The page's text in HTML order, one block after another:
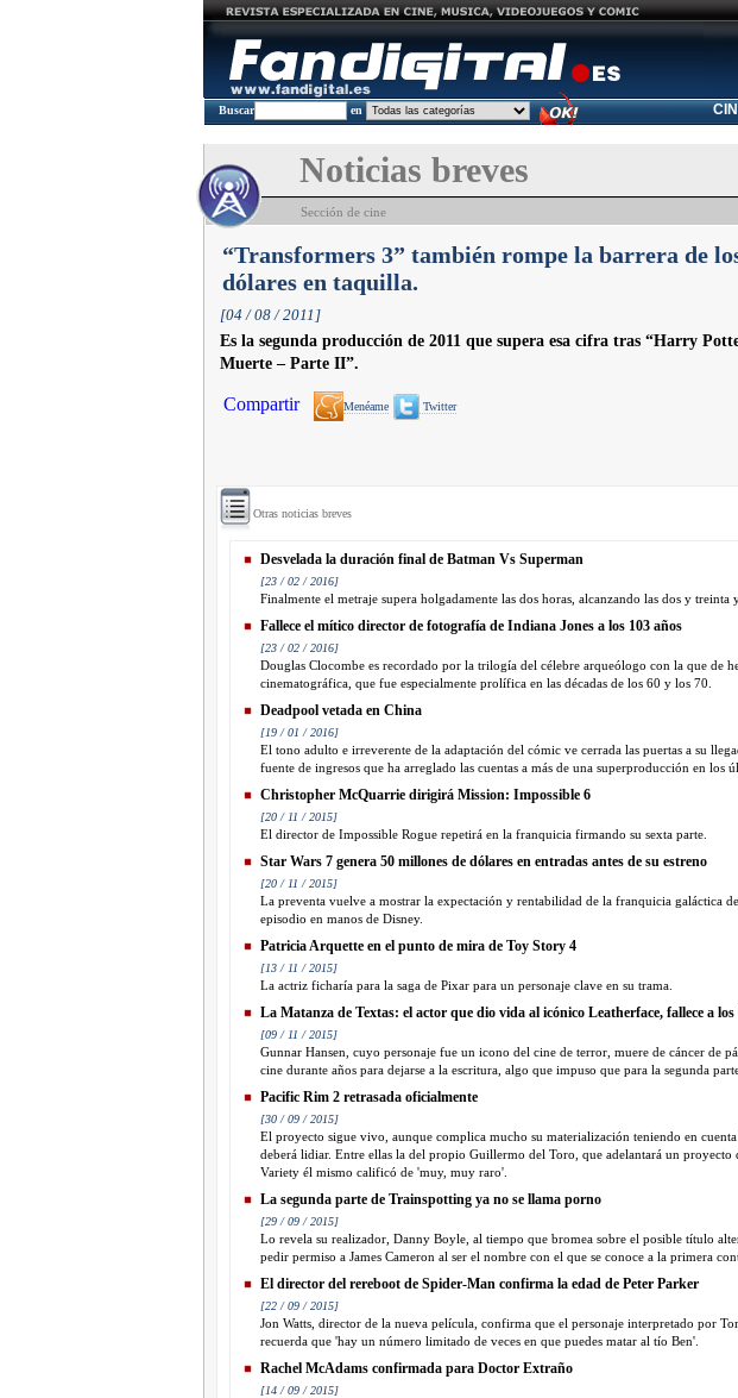
Buscar en
Noticias breves
Sección de cine
“Transformers 3” también rompe la barrera de
dólares en taquilla.
[04 / 08 / 2011]
Es la segunda producción de 2011 que supera esa cifra tras “Harry
Muerte – Parte II”.
Compartir Menéame Twitter
Otras noticias breves
Desvelada la duración final de Batman Vs Superman
[23 / 02 / 2016]
Finalmente el metraje supera holgadamente las dos horas, alcanzando las dos y treinta
Fallece el mítico director de fotografía de Indiana Jones a los 103 años
[23 / 02 / 2016]
Douglas Clocombe es recordado por la trilogía del célebre arqueólogo con la que de
cinematográfica, que fue especialmente prolífica en las décadas de los 60 y los 70.
Deadpool vetada en China
[19 / 01 / 2016]
El tono adulto e irreverente de la adaptación del cómic ve cerrada las puertas a su
fuente de ingresos que ha arreglado las cuentas a más de una superproducción en los
Christopher McQuarrie dirigirá Mission: Impossible 6
[20 / 11 / 2015]
El director de Impossible Rogue repetirá en la franquicia firmando su sexta parte.
Star Wars 7 genera 50 millones de dólares en entradas antes de su estreno
[20 / 11 / 2015]
La preventa vuelve a mostrar la expectación y rentabilidad de la franquicia galáctica
episodio en manos de Disney.
Patricia Arquette en el punto de mira de Toy Story 4
[13 / 11 / 2015]
La actriz ficharía para la saga de Pixar para un personaje clave en su trama.
La Matanza de Textas: el actor que dio vida al icónico Leatherface, fallece a los
[09 / 11 / 2015]
Gunnar Hansen, cuyo personaje fue un icono del cine de terror, muere de cáncer de
cine durante años para dejarse a la escritura, algo que impuso que para la segunda
Pacific Rim 2 retrasada oficialmente
[30 / 09 / 2015]
El proyecto sigue vivo, aunque complica mucho su materialización teniendo en cuenta
deberá lidiar. Entre ellas la del propio Guillermo del Toro, que adelantará un proyecto
Variety él mismo calificó de 'muy, muy raro'.
La segunda parte de Trainspotting ya no se llama porno
[29 / 09 / 2015]
Lo revela su realizador, Danny Boyle, al tiempo que bromea sobre el posible título
pedir permiso a James Cameron al ser el nombre con el que se conoce a la primera
El director del rereboot de Spider-Man confirma la edad de Peter Parker
[22 / 09 / 2015]
Jon Watts, director de la nueva película, confirma que el personaje interpretado por
recuerda que 'hay un número limitado de veces en que puedes matar al tío Ben'.
Rachel McAdams confirmada para Doctor Extraño
[14 / 09 / 2015]